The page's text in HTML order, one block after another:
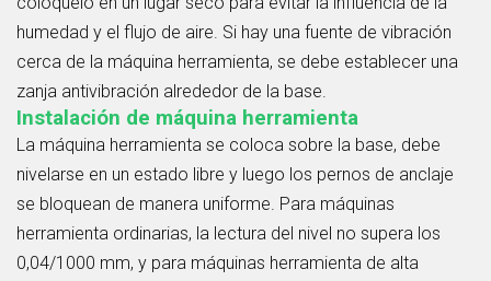
humedad y el flujo de aire. Si hay una fuente de vibración
cerca de la máquina herramienta, se debe establecer una
zanja antivibración alrededor de la base.
Instalación de máquina herramienta
La máquina herramienta se coloca sobre la base, debe
nivelarse en un estado libre y luego los pernos de anclaje
se bloquean de manera uniforme. Para máquinas
herramienta ordinarias, la lectura del nivel no supera los
0,04/1000 mm, y para máquinas herramienta de alta